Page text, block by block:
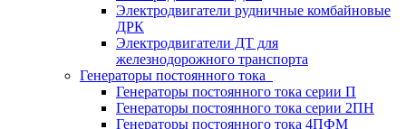
Электродвигатели рудничные комбайновые
ДРК
Электродвигатели ДТ для
железнодорожного транспорта
Генераторы постоянного тока
Генераторы постоянного тока серии П
Генераторы постоянного тока серии 2ПН
Генераторы постоянного тока 4ПФМ